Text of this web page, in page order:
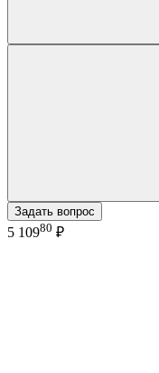
Задать вопрос
5 10980 ₽